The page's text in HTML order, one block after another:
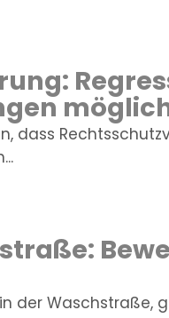
dass
der Waschstraße,